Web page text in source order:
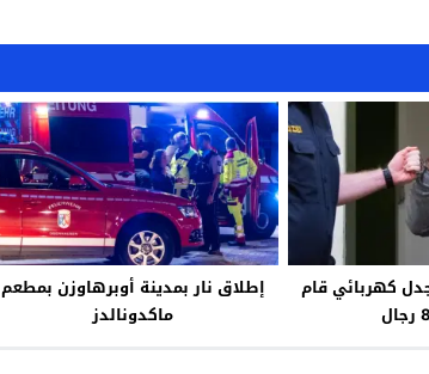
كهربائي قام
إطلاق نار بمدينة أوبرهاوزن بمطعم
ماكدونالدز